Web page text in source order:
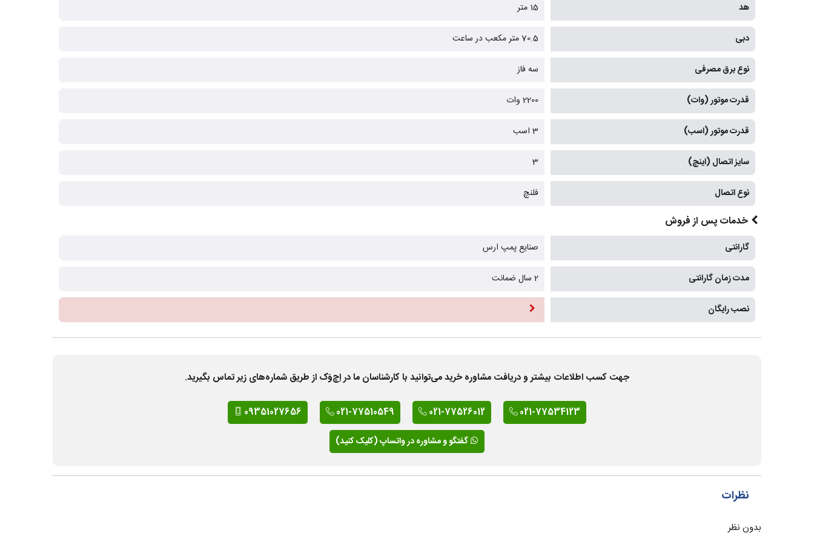
هد 15 متر
دبی 70.5 متر مکعب در ساعت
نوع برق مصرفی سه فاز
قدرت موتور (وات) 2200 وات
قدرت موتور (اسب) 3 اسب
سایز اتصال (اینچ) 3
نوع اتصال فلنچ
خدمات پس از فروش
گارانتی صنایع پمپ ارس
مدت زمان گارانتی 2 سال ضمانت
نصب رایگان
جهت کسب اطلاعات بیشتر و دریافت مشاوره خرید می‌توانید با کارشناسان ما در اِچ‌وَک از طریق شماره‌های زیر تماس بگیرید.
021-77534123
021-77526012
021-77510549
09351027656
گفتگو و مشاوره در واتساپ (کلیک کنید)
نظرات
بدون نظر